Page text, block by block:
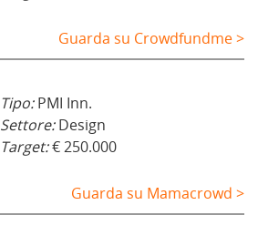
Guarda su Crowdfundme >
Tipo:PMI Inn.
Settore:Design
Target:€ 250.000
Guarda su Mamacrowd >